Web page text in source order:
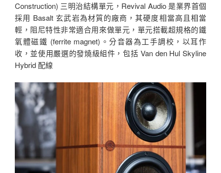
Construction) 三明治結構單元，Revival Audio 是業界首個
採用 Basalt 玄武岩為材質的廠商，其硬度相當高且相當
輕，阻尼特性非常適合用來做單元，單元搭載超規格的鐵
氧體磁鐵 (ferrite magnet)。分音器為工手調校，以耳作
收，並使用嚴選的發燒級組件，包括 Van den Hul Skyline
Hybrid 配線